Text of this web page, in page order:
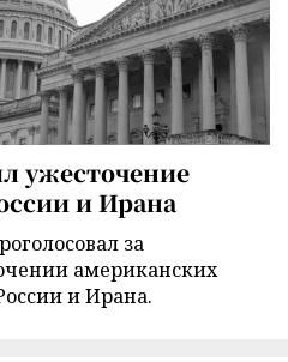
ужесточение
и Ирана
за
американских
и Ирана.